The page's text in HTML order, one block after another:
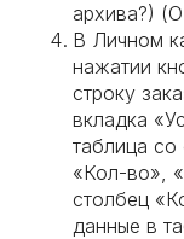
архива?)
В Личном
нажатии
строку
вкладка
таблица
«Кол-во»,
столбец
данные в